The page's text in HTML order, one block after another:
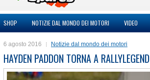
SHOP NOTIZIE DAL MONDO DEI MOTORI VIDEO
6 agosto 2016 Notizie dal mondo dei motori
HAYDEN PADDON TORNA A RALLYLEGEND